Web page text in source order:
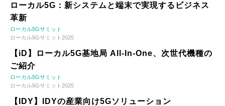
ローカル5G：新システムと端末で実現するビジネス
革新
ローカル5Gサミット
ローカル5Gサミット2025
【iD】ローカル5G基地局 All-In-One、次世代機種の
ご紹介
ローカル5Gサミット
ローカル5Gサミット2025
【IDY】IDYの産業向け5Gソリューション